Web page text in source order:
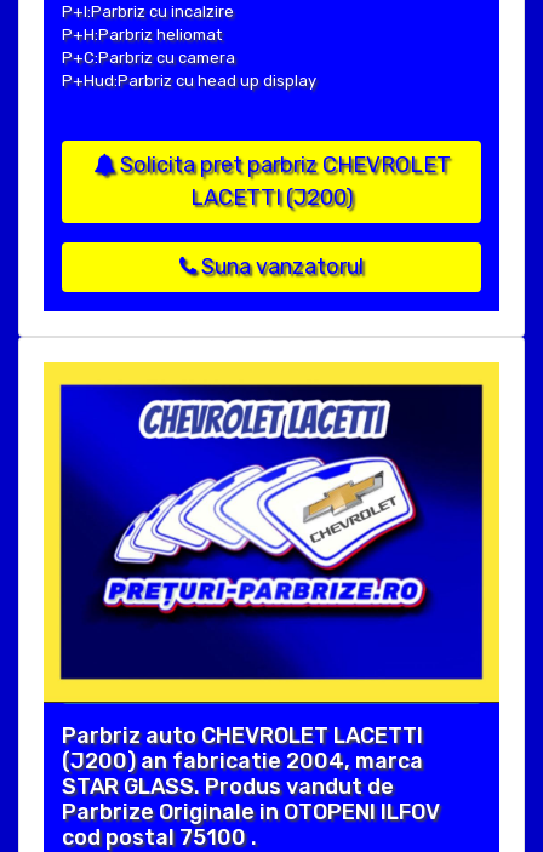
P+I:Parbriz cu incalzire
P+H:Parbriz heliomat
P+C:Parbriz cu camera
P+Hud:Parbriz cu head up display
Solicita pret parbriz CHEVROLET
LACETTI (J200)
Suna vanzatorul
Parbriz auto CHEVROLET LACETTI
(J200) an fabricatie 2004, marca
STAR GLASS. Produs vandut de
Parbrize Originale in OTOPENI ILFOV
cod postal 75100 .